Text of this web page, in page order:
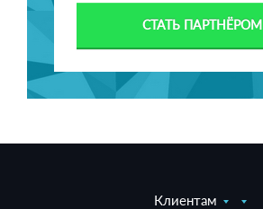
СТАТЬ ПАРТНЁРОМ
Клиентам